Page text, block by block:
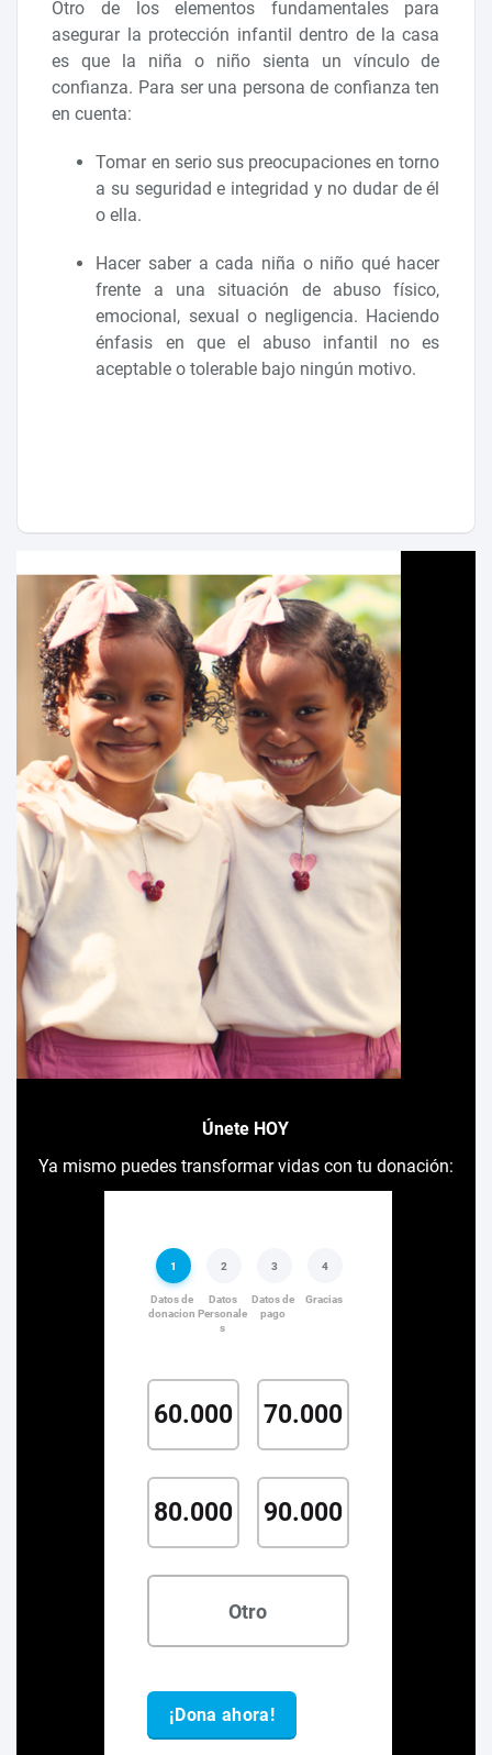
Otro de los elementos fundamentales para
asegurar la protección infantil dentro de la casa
es que la niña o niño sienta un vínculo de
confianza. Para ser una persona de confianza ten
en cuenta:
Tomar en serio sus preocupaciones en torno
a su seguridad e integridad y no dudar de él
o ella.
Hacer saber a cada niña o niño qué hacer
frente a una situación de abuso físico,
emocional, sexual o negligencia. Haciendo
énfasis en que el abuso infantil no es
aceptable o tolerable bajo ningún motivo.
Únete HOY
Ya mismo puedes transformar vidas con tu donación: